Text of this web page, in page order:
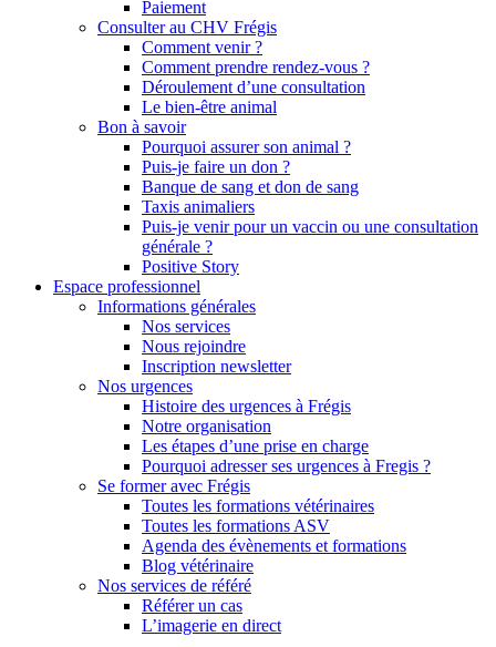
Paiement
Consulter au CHV Frégis
Comment venir ?
Comment prendre rendez-vous ?
Déroulement d’une consultation
Le bien-être animal
Bon à savoir
Pourquoi assurer son animal ?
Puis-je faire un don ?
Banque de sang et don de sang
Taxis animaliers
Puis-je venir pour un vaccin ou une consultation
générale ?
Positive Story
Espace professionnel
Informations générales
Nos services
Nous rejoindre
Inscription newsletter
Nos urgences
Histoire des urgences à Frégis
Notre organisation
Les étapes d’une prise en charge
Pourquoi adresser ses urgences à Fregis ?
Se former avec Frégis
Toutes les formations vétérinaires
Toutes les formations ASV
Agenda des évènements et formations
Blog vétérinaire
Nos services de référé
Référer un cas
L’imagerie en direct